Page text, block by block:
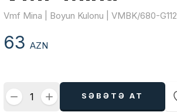
Vmf Mina | Boyun Kulonu | VMBK/680-G112
63AZN
SƏBƏTƏ AT